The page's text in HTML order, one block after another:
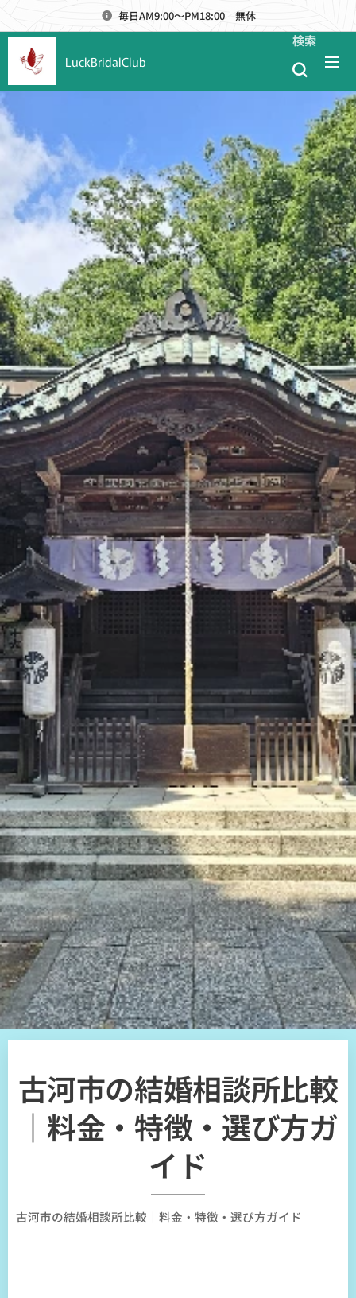
毎日AM9:00～PM18:00 無休
LuckBridalClub
検索
古河市の結婚相談所比較
｜料金・特徴・選び方ガ
イド
古河市の結婚相談所比較｜料金・特徴・選び方ガイド